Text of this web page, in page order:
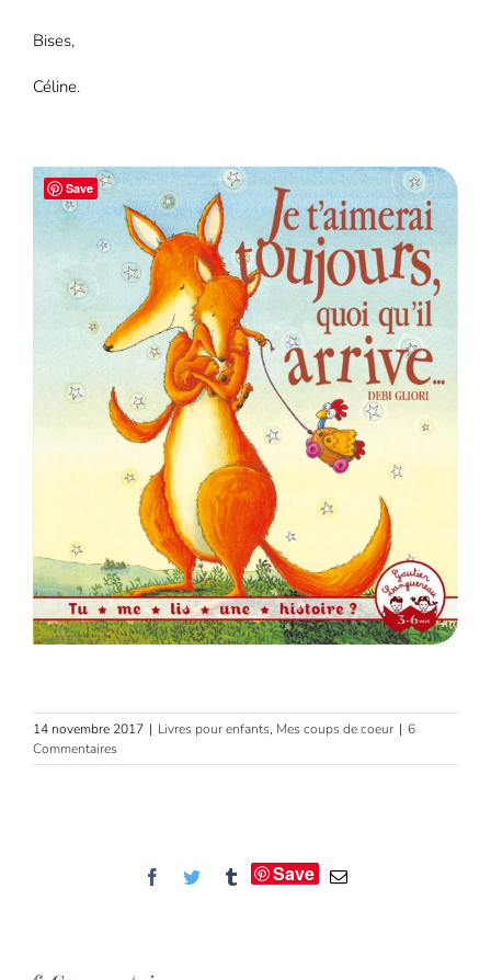
Bises,
Céline.
14 novembre 2017 | Livres pour enfants, Mes coups de coeur | 6
Commentaires
Facebook
Twitter TumblrSave Email
Save